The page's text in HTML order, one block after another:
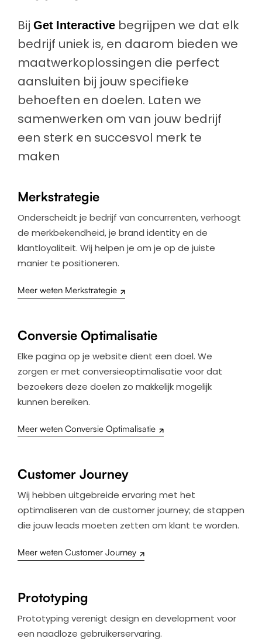
Bij Get Interactive begrijpen we dat elk
bedrijf uniek is, en daarom bieden we
maatwerkoplossingen die perfect
aansluiten bij jouw specifieke
behoeften en doelen. Laten we
samenwerken om van jouw bedrijf
een sterk en succesvol merk te
maken
Merkstrategie
Onderscheidt je bedrijf van concurrenten, verhoogt
de merkbekendheid, je brand identity en de
klantloyaliteit. Wij helpen je om je op de juiste
manier te positioneren.
Meer weten Merkstrategie
Conversie Optimalisatie
Elke pagina op je website dient een doel. We
zorgen er met conversieoptimalisatie voor dat
bezoekers deze doelen zo makkelijk mogelijk
kunnen bereiken.
Meer weten Conversie Optimalisatie
Customer Journey
Wij hebben uitgebreide ervaring met het
optimaliseren van de customer journey; de stappen
die jouw leads moeten zetten om klant te worden.
Meer weten Customer Journey
Prototyping
Prototyping verenigt design en development voor
een naadloze gebruikerservaring.